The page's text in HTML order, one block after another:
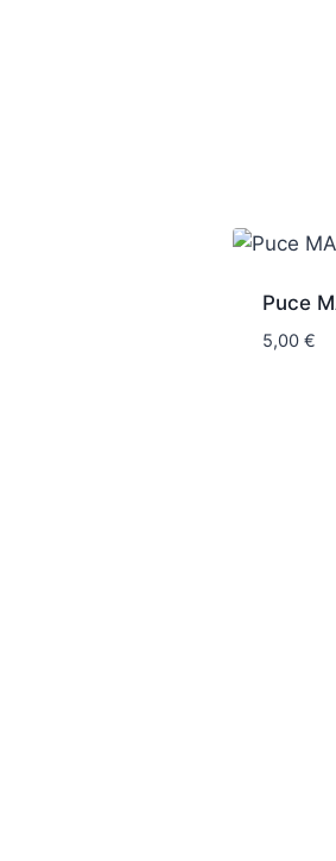
Puce
5,00 €